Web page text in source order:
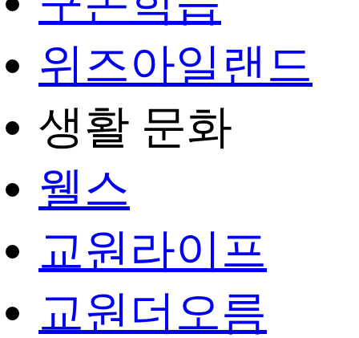
위즈아일랜드
생활 문화
웰스
교원라이프
교원더오름